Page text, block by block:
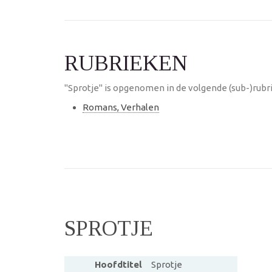
RUBRIEKEN
"Sprotje" is opgenomen in de volgende (sub-
Romans, Verhalen
SPROTJE
Hoofdtitel
Sprotje